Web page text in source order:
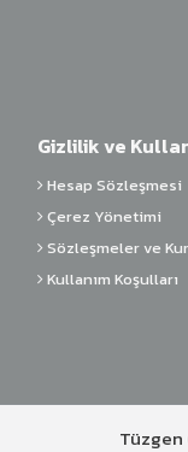
Gizlilik ve
Hesap Sözleşmesi
Çerez Yönetimi
Sözleşmeler ve
Kullanım Koşulları
Tüzgen